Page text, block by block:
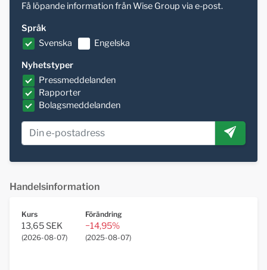
Få löpande information från Wise Group via e-post.
Språk
Svenska
Engelska
Nyhetstyper
Pressmeddelanden
Rapporter
Bolagsmeddelanden
Handelsinformation
Kurs
13,65 SEK
(2026-08-07)
Förändring
−14,95%
(2025-08-07)